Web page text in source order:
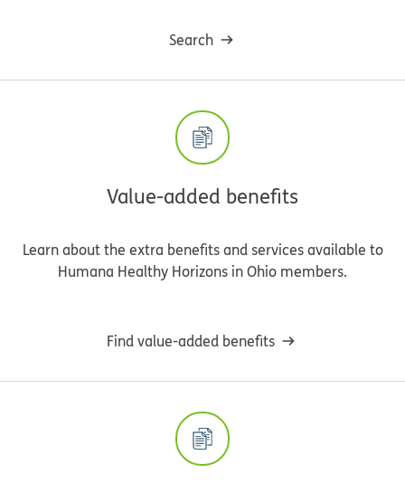
Search
Value-added benefits
Learn about the extra benefits and services available to
Humana Healthy Horizons in Ohio members.
Find value-added benefits